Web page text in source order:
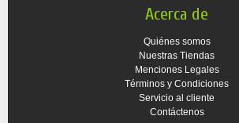
Acerca de
Quiénes somos
Nuestras Tiendas
Menciones Legales
Términos y Condiciones
Servicio al cliente
Contáctenos